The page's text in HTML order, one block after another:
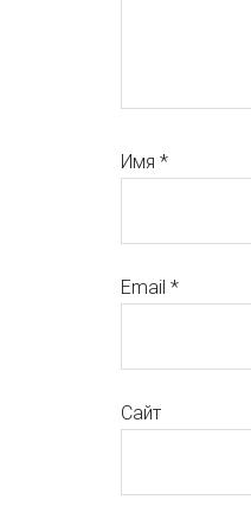
Имя *
Email *
Сайт